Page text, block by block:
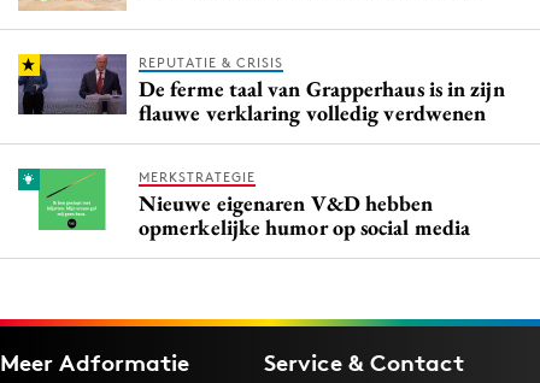
REPUTATIE & CRISIS
De ferme taal van Grapperhaus is in zijn
flauwe verklaring volledig verdwenen
MERKSTRATEGIE
Nieuwe eigenaren V&D hebben
opmerkelijke humor op social media
Meer Adformatie Service & Contact